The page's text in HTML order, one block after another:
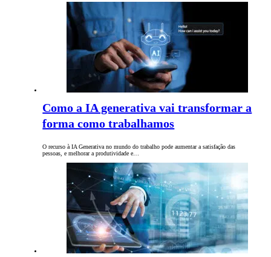
Como a IA generativa vai transformar a
forma como trabalhamos
O recurso à IA Generativa no mundo do trabalho pode aumentar a satisfação das
pessoas, e melhorar a produtividade e…